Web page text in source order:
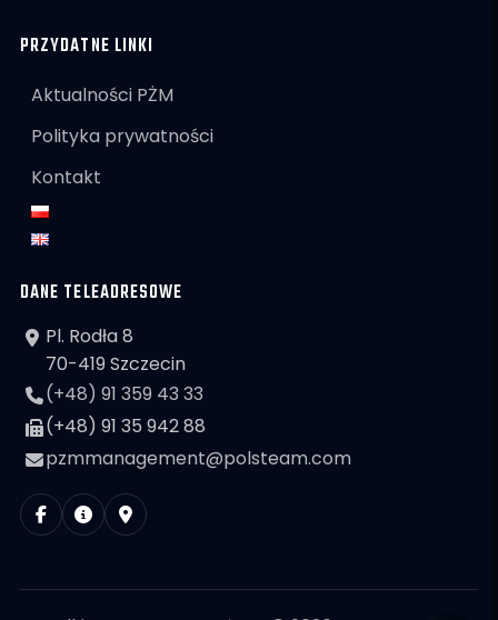
PRZYDATNE LINKI
Aktualności PŻM
Polityka prywatności
Kontakt
DANE TELEADRESOWE
Pl. Rodła 8
70-419 Szczecin
(+48) 91 359 43 33
(+48) 91 35 942 88
pzmmanagement@polsteam.com